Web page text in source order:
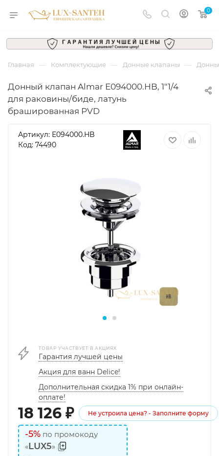
0
Главная — Комплектующие — Донные клапаны —
Донный клапан Almar E094000.HB, 1"1/4
для раковины/биде, латунь
брашированная PVD
Артикул: E094000.HB
Код: 74490
ТОВАР УЧАСТВУЕТ В АКЦИЯХ
Гарантия лучшей цены
Акция для ванн Delice!
Дополнительная скидка 1% при онлайн-
оплате!
18 126 ₽ Не устроила цена? - Заполните форму
-5% по промокоду
«LUX5»